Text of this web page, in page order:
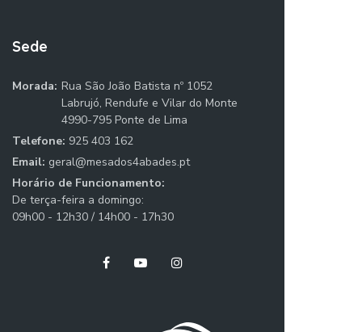
Sede
Morada: Rua São João Batista nº 1052
Labrujó, Rendufe e Vilar do Monte
4990-795 Ponte de Lima
Telefone: 925 403 162
Email: geral@mesados4abades.pt
Horário de Funcionamento:
De terça-feira a domingo:
09h00 - 12h30 / 14h00 - 17h30